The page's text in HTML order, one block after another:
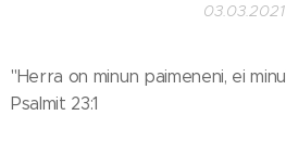
03.03.2021
"Herra on minun paimeneni, ei
Psalmit 23:1